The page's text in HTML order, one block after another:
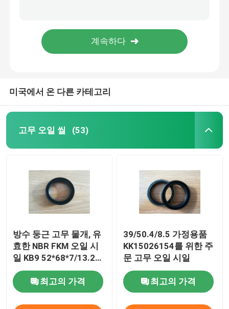
트레일러 오일 시일
기름 입술 물개
고무 먼지 부팅
PTFE 편평한 세탁기
성형 고무 부품
주문 고무 틈막이
미국에서 온 다른 카테고리
고무 오일 씰 (53)
방수 둥근 고무 물개, 유
효한 NBR FKM 오일 시
일 KB9 52*68*7/13.2
OEM
최고의 가격
39/50.4/8.5 가정용품
KK15026154를 위한 주
문 고무 오일 시일
최고의 가격